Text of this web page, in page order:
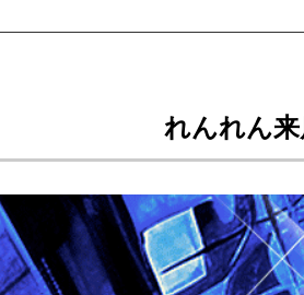
れんれん